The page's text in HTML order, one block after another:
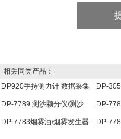
相关同类产品：
DP920手持测力计 数据采集
分析仪 压力传感器仪表
DP-
定仪
DP-7789 测沙颗分仪/测沙
颗分仪/ 测沙颗检测仪
DP-
点温度
DP-7783烟雾油/烟雾发生器
DP-